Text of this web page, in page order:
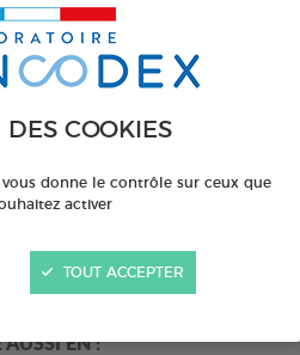
DES COOKIES
donne le contrôle sur ceux que
activer
TOUT ACCEPTER
EN :